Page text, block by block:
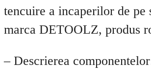
tencuire a incaperilor de pe
marca DETOOLZ, produs
– Descrierea